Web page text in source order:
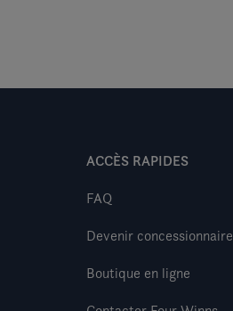
ACCÈS RAPIDES
FAQ
Devenir concessionnaire
Boutique en ligne